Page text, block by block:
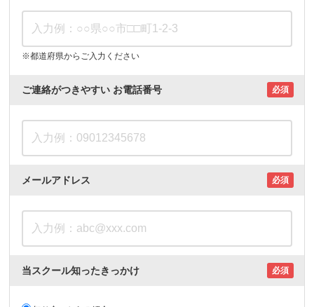
※都道府県からご入力ください
ご連絡がつきやすい お電話番号 必須
メールアドレス 必須
当スクール知ったきっかけ 必須